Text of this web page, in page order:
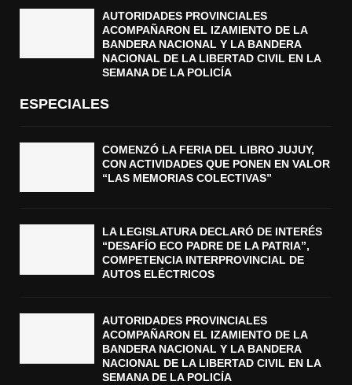
AUTORIDADES PROVINCIALES
ACOMPAÑARON EL IZAMIENTO DE LA
BANDERA NACIONAL Y LA BANDERA
NACIONAL DE LA LIBERTAD CIVIL EN LA
SEMANA DE LA POLICÍA
ESPECIALES
COMENZÓ LA FERIA DEL LIBRO JUJUY,
CON ACTIVIDADES QUE PONEN EN VALOR
“LAS MEMORIAS COLECTIVAS”
LA LEGISLATURA DECLARÓ DE INTERÉS
“DESAFÍO ECO PADRE DE LA PATRIA”,
COMPETENCIA INTERPROVINCIAL DE
AUTOS ELÉCTRICOS
AUTORIDADES PROVINCIALES
ACOMPAÑARON EL IZAMIENTO DE LA
BANDERA NACIONAL Y LA BANDERA
NACIONAL DE LA LIBERTAD CIVIL EN LA
SEMANA DE LA POLICÍA